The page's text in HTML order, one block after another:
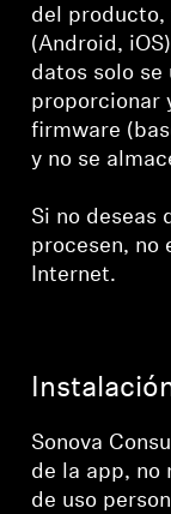
del
(Android,
datos solo
proporcionar
firmware
y no se
Si no deseas
procesen, no
Internet.
Sonova
de la app, no
de uso